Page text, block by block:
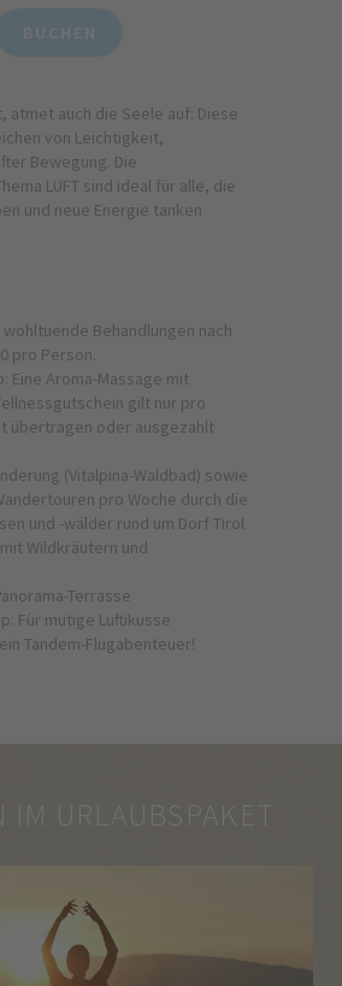
BUCHEN
atmet auch die Seele auf: Diese
von Leichtigkeit,
Bewegung. Die
LUFT sind ideal für alle, die
und neue Energie tanken
Behandlungen nach
pro Person.
Eine Aroma-Massage mit
gilt nur pro
übertragen oder ausgezahlt
(Vitalpina-Waldbad) sowie
pro Woche durch die
und -wälder rund um Dorf Tirol
Wildkräutern und
Terrasse
Für mutige Luftikusse
Tandem-Flugabenteuer!
IM URLAUBSPAKET